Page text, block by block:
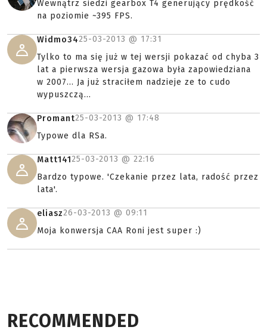
Wewnątrz siedzi gearbox T4 generujący prędkość
na poziomie ~395 FPS.
Widmo3425-03-2013 @ 17:31
Tylko to ma się już w tej wersji pokazać od chyba 3
lat a pierwsza wersja gazowa była zapowiedziana
w 2007... Ja już straciłem nadzieje ze to cudo
wypuszczą...
Promant25-03-2013 @ 17:48
Typowe dla RSa.
Matt14125-03-2013 @ 22:16
Bardzo typowe. 'Czekanie przez lata, radość przez
lata'.
eliasz26-03-2013 @ 09:11
Moja konwersja CAA Roni jest super :)
RECOMMENDED